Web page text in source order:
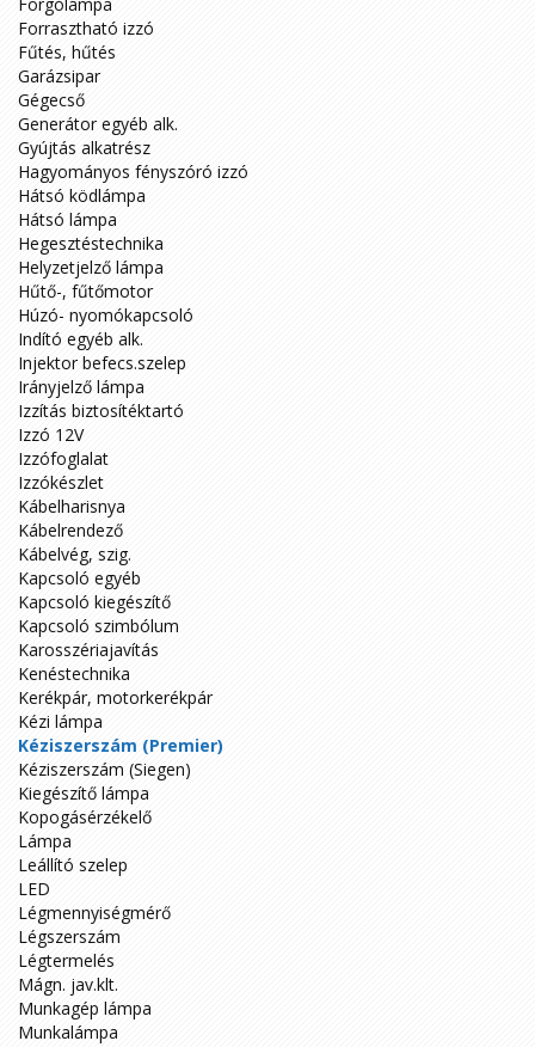
Forrasztható izzó
Fűtés, hűtés
Garázsipar
Gégecső
Generátor egyéb alk.
Gyújtás alkatrész
Hagyományos fényszóró izzó
Hátsó ködlámpa
Hátsó lámpa
Hegesztéstechnika
Helyzetjelző lámpa
Hűtő-, fűtőmotor
Húzó- nyomókapcsoló
Indító egyéb alk.
Injektor befecs.szelep
Irányjelző lámpa
Izzítás biztosítéktartó
Izzó 12V
Izzófoglalat
Izzókészlet
Kábelharisnya
Kábelrendező
Kábelvég, szig.
Kapcsoló egyéb
Kapcsoló kiegészítő
Kapcsoló szimbólum
Karosszériajavítás
Kenéstechnika
Kerékpár, motorkerékpár
Kézi lámpa
Kéziszerszám (Premier)
Kéziszerszám (Siegen)
Kiegészítő lámpa
Kopogásérzékelő
Lámpa
Leállító szelep
LED
Légmennyiségmérő
Légszerszám
Légtermelés
Mágn. jav.klt.
Munkagép lámpa
Munkalámpa